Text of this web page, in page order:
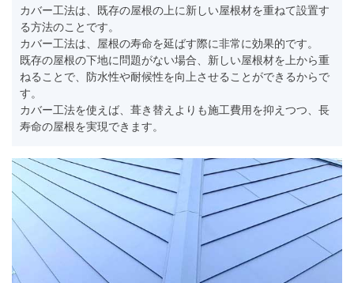
カバー工法は、既存の屋根の上に新しい屋根材を重ねて設置す
る方法のことです。
カバー工法は、屋根の寿命を延ばす際に非常に効果的です。
既存の屋根の下地に問題がない場合、新しい屋根材を上から重
ねることで、防水性や耐候性を向上させることができるからで
す。
カバー工法を使えば、葺き替えよりも施工費用を抑えつつ、長
寿命の屋根を実現できます。